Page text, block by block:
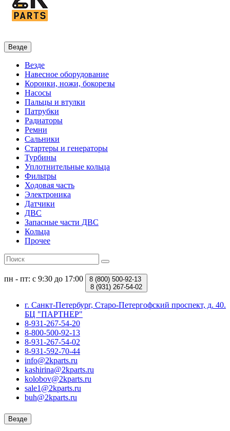
Везде
Везде
Навесное оборудование
Коронки, ножи, бокорезы
Насосы
Пальцы и втулки
Патрубки
Радиаторы
Ремни
Сальники
Стартеры и генераторы
Турбины
Уплотнительные кольца
Фильтры
Ходовая часть
Электроника
Датчики
ДВС
Запасные части ДВС
Кольца
Прочее
пн - пт: с 9:30 до 17:00 8 (800) 500-92-13
8 (931) 267-54-02
г. Санкт-Петербург, Старо-Петергофский проспект, д. 40.
БЦ "ПАРТНЕР"
8-931-267-54-20
8-800-500-92-13
8-931-267-54-02
8-931-592-70-44
info@2kparts.ru
kashirina@2kparts.ru
kolobov@2kparts.ru
sale1@2kparts.ru
buh@2kparts.ru
Везде